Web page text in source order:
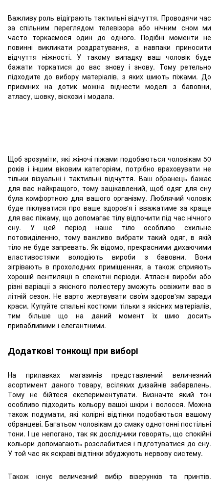
Важливу роль відіграють тактильні відчуття. Проводячи час
за спільним переглядом телевізора або нічним сном ми
часто торкаємося один до одного. Подібні моменти не
повинні викликати роздратування, а навпаки приносити
відчуття ніжності. У такому випадку ваш чоловік буде
бажати торкатися до вас знову і знову. Тому ретельно
підходите до вибору матеріалів, з яких шиють піжами. До
приємних на дотик можна віднести моделі з бавовни,
атласу, шовку, віскози і модала.
Щоб зрозуміти, які жіночі піжами подобаються чоловікам 50
років і іншим віковим категоріям, потрібно враховувати не
тільки візуальні і тактильні відчуття. Ваш обранець бажає
для вас найкращого, тому зацікавлений, щоб одяг для сну
була комфортною для вашого організму. Люблячий чоловік
буде піклуватися про ваше здоров'я і вважатиме за краще
для вас піжаму, що допомагає тілу відпочити під час нічного
сну. У цей період наше тіло особливо схильне
потовиділенню, тому важливо вибрати такий одяг, в якій
тіло не буде запревать. Як відомо, прекрасними дихаючими
властивостями володіють вироби з бавовни. Вони
зігрівають в прохолодних приміщеннях, а також сприяють
хорошій вентиляції в спекотні періоди. Атласні вироби або
різні варіації з якісного поліестеру зможуть освіжити вас в
літній сезон. Не варто жертвувати своїм здоров'ям заради
краси. Купуйте спальні костюми тільки з якісних матеріалів,
тим більше що на даний момент їх шию досить
привабливими і елегантними.
Додаткові тонкощі при виборі
На прилавках магазинів представлений величезний
асортимент даного товару, всіляких дизайнів забарвлень.
Тому не бійтеся експериментувати. Визначте який тон
особливо підходить кольору вашої шкіри і волосся. Можна
також подумати, які колірні відтінки подобаються вашому
обранцеві. Багатьом чоловікам до смаку однотонні постільні
тони. І це непогано, так як дослідники говорять, що спокійні
кольори допомагають розслабитися і підготуватися до сну.
У той час як яскраві відтінки збуджують нервову систему.
Також існує величезний вибір візерунків та принтів.